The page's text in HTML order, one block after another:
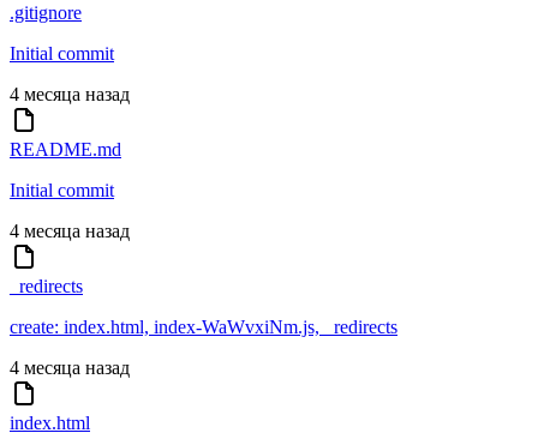
.gitignore
Initial commit
4 месяца назад
README.md
Initial commit
4 месяца назад
_redirects
create: index.html, index-WaWvxiNm.js, _redirects
4 месяца назад
index.html